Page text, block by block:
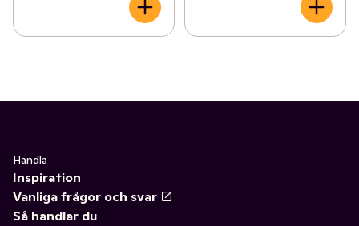
Handla
Inspiration
Vanliga frågor och svar
Så handlar du